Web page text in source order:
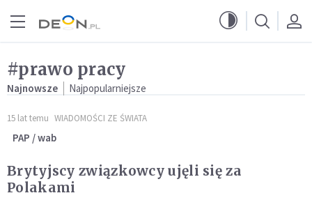
#prawo pracy
Najnowsze Najpopularniejsze
15 lat temu WIADOMOŚCI ZE ŚWIATA
PAP / wab
Brytyjscy związkowcy ujęli się za
Polakami